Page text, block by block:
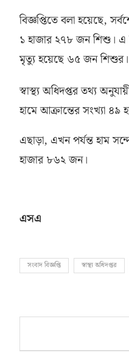
বিজ্ঞপ্তিতে বলা হয়েছে,
১ হাজার ২৭৮ জন শিশু। এ
মৃত্যু হয়েছে ৬৫ জন শিশুর।
স্বাস্থ্য অধিদপ্তর তথ্য
হামে আক্রান্তের সংখ্যা
এছাড়া, এখন পর্যন্ত হাম
হাজার ৮৬২ জন।
এসএ
সংবাদ বিজ্ঞপ্তি স্বাস্থ্য অধিদপ্তর